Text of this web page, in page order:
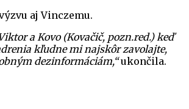
aj Vinczemu.
a Kovo (Kovačič, pozn.red.) keď
kľudne mi najskôr zavolajte,
dezinformáciám,“ukončila.